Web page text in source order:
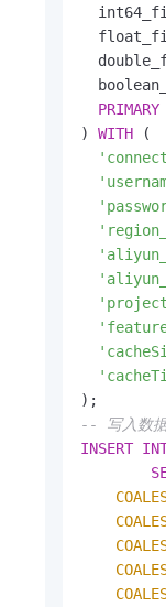
PRIMARY
) WITH (
-- 写入数
INSERT